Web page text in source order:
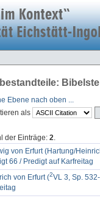
Ebene nach oben ...
als
der Einträge: 2.
von Erfurt (Hartung/
66 / Predigt auf Karfreitag
von Erfurt (2VL 3, Sp.